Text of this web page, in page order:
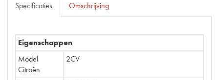
Specificaties Omschrijving
Eigenschappen
Model
Citroën
2CV